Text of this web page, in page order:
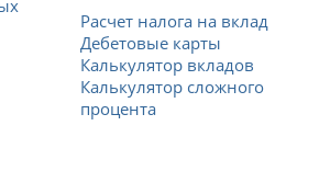
Расчет налога на вклад
Дебетовые карты
Калькулятор вкладов
Калькулятор сложного
процента